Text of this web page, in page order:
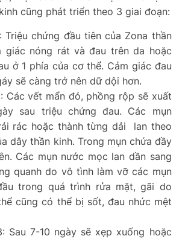
cũng phát triển theo 3 giai đoạn:
Triệu chứng đầu tiên của Zona thần
giác nóng rát và đau trên da hoặc
ở 1 phía của cơ thể. Cảm giác đau
sẽ càng trở nên dữ dội hơn.
Các vết mẩn đỏ, phồng rộp sẽ xuất
sau triệu chứng đau. Các mụn
rác hoặc thành từng dải lan theo
dây thần kinh. Trong mụn chứa đầy
Các mụn nước mọc lan dần sang
quanh do vô tình làm vỡ các mụn
trong quá trình rửa mặt, gãi do
cũng có thể bị sốt, đau nhức mệt
Sau 7-10 ngày sẽ xẹp xuống hoặc